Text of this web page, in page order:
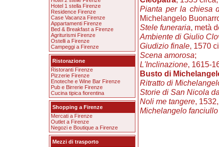
Hotel 1 stella Firenze
Residence Firenze
Case Vacanza Firenze
Appartamenti Firenze
Bed & Breakfast a Firenze
Agriturismi Firenze
Ostelli a Firenze
Campeggi a Firenze
Ristorazione
Ristoranti Firenze
Pizzerie Firenze
Enoteche e Wine Bar Firenze
Pub e Birrerie Firenze
Cucina tipica fiorentina
Shopping a Firenze
Mercati a Firenze
Outlet a Firenze
Negozi e Boutique a Firenze
Mezzi di trasporto
Pianta per la chiesa
Michelangelo
Stele funeraria, metà
Ambiente di Giulio
Giudizio finale, 1570
Scena amorosa;
L'Inclinazione, 1615-
Busto di
Ritratto di
Storie di San Nicola
Noli me tangere,
Michelangelo